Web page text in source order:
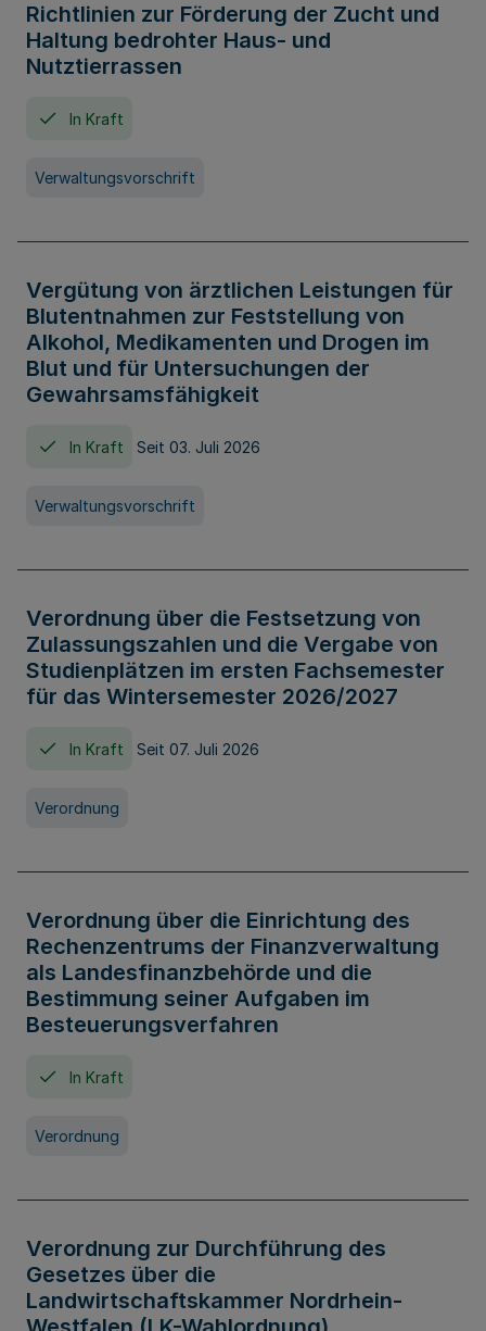
Richtlinien zur Förderung der Zucht und
Haltung bedrohter Haus- und
Nutztierrassen
In Kraft
Verwaltungsvorschrift
Vergütung von ärztlichen Leistungen für
Blutentnahmen zur Feststellung von
Alkohol, Medikamenten und Drogen im
Blut und für Untersuchungen der
Gewahrsamsfähigkeit
In Kraft Seit 03. Juli 2026
Verwaltungsvorschrift
Verordnung über die Festsetzung von
Zulassungszahlen und die Vergabe von
Studienplätzen im ersten Fachsemester
für das Wintersemester 2026/2027
In Kraft Seit 07. Juli 2026
Verordnung
Verordnung über die Einrichtung des
Rechenzentrums der Finanzverwaltung
als Landesfinanzbehörde und die
Bestimmung seiner Aufgaben im
Besteuerungsverfahren
In Kraft
Verordnung
Verordnung zur Durchführung des
Gesetzes über die
Landwirtschaftskammer Nordrhein-